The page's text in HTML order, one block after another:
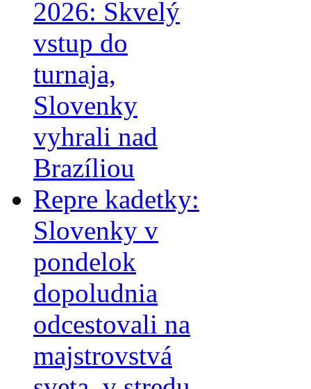
2026: Skvelý
vstup do
turnaja,
Slovenky
vyhrali nad
Brazíliou
Repre kadetky:
Slovenky v
pondelok
dopoludnia
odcestovali na
majstrovstvá